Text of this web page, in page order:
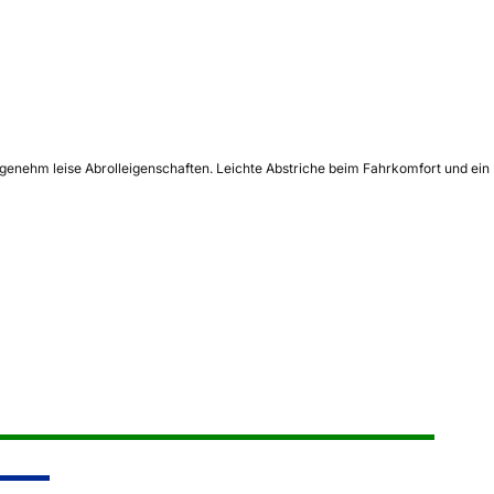
leise Abrolleigenschaften. Leichte Abstriche beim Fahrkomfort und ein